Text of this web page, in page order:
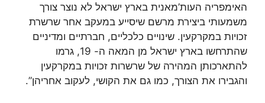
האימפריה העות’מאנית בארץ ישראל לא נוצר צורך
משמעותי ביצירת מרשם שיסייע במעקב אחר שרשרת
זכויות במקרקעין. שינויים כלכליים, חברתיים ומדיניים
שהתרחשו בארץ ישראל מן המאה ה- 19, גרמו
להתארכותן המהירה של שרשרות זכויות במקרקעין
והגבירו את הצורך, כמו גם את הקושי, לעקוב אחריהן”.